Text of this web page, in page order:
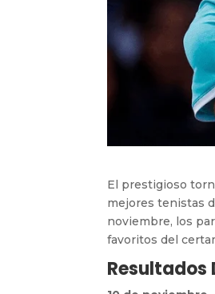
El prestigioso
mejores tenistas
noviembre, los
favoritos del
Resultados